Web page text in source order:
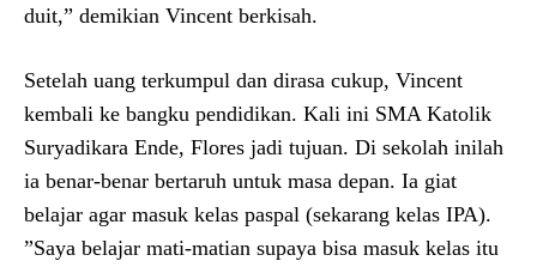
duit,” demikian Vincent berkisah.
Setelah uang terkumpul dan dirasa cukup, Vincent
kembali ke bangku pendidikan. Kali ini SMA Katolik
Suryadikara Ende, Flores jadi tujuan. Di sekolah inilah
ia benar-benar bertaruh untuk masa depan. Ia giat
belajar agar masuk kelas paspal (sekarang kelas IPA).
”Saya belajar mati-matian supaya bisa masuk kelas itu